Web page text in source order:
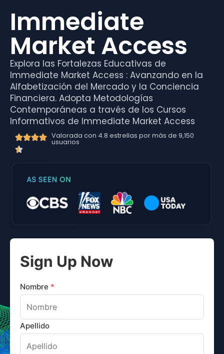
Immediate
Market Access
Explora las Fortalezas Educativas de
Immediate Market Access : Avanzando en la
Alfabetización del Mercado y la Conciencia
Financiera. Adopta Metodologías
Contemporáneas a través de los Cursos
Informativos de Immediate Market Access
Valorada con 4.8 estrellas por más de 9,150
usuarios
Sign Up Now
Nombre *
Apellido